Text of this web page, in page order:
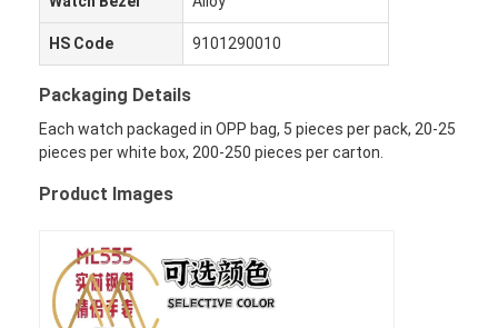
家へ
製品
HS Code 9101290010
Packaging Details
Each watch packaged in OPP bag, 5 pieces per pack, 20-25
pieces per white box, 200-250 pieces per carton.
Product Images